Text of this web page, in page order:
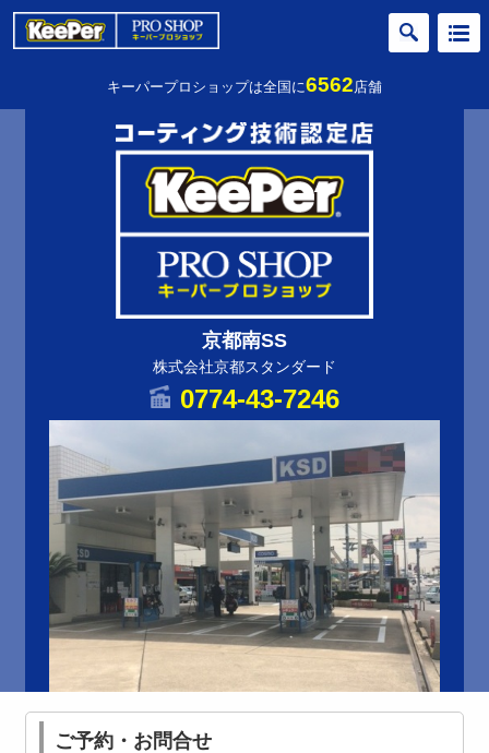
キーパープロショップは全国に6562店舗
京都南SS
株式会社京都スタンダード
0774-43-7246
ご予約・お問合せ